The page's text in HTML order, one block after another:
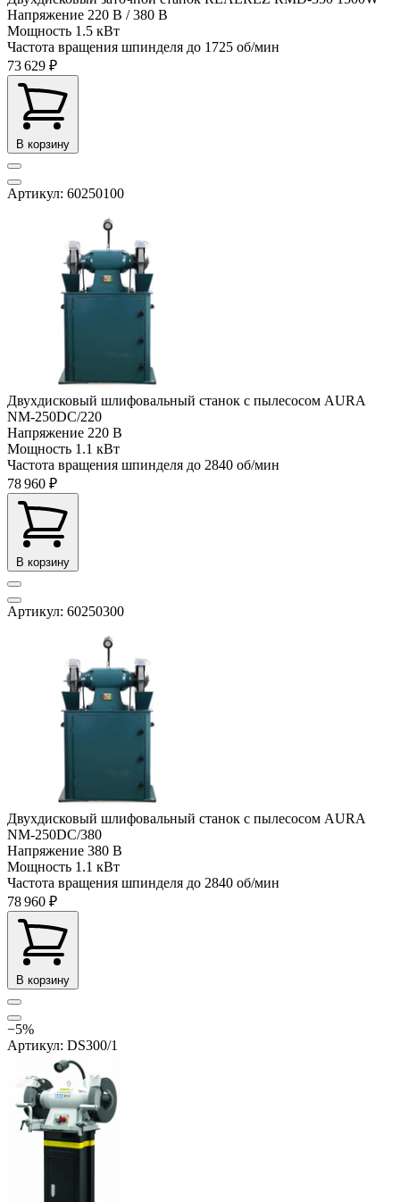
Напряжение 220 В / 380 В
Мощность 1.5 кВт
Частота вращения шпинделя до 1725 об/мин
73 629 ₽
В корзину
Артикул: 60250100
Двухдисковый шлифовальный станок с пылесосом AURA
NM-250DC/220
Напряжение 220 В
Мощность 1.1 кВт
Частота вращения шпинделя до 2840 об/мин
78 960 ₽
В корзину
Артикул: 60250300
Двухдисковый шлифовальный станок с пылесосом AURA
NM-250DC/380
Напряжение 380 В
Мощность 1.1 кВт
Частота вращения шпинделя до 2840 об/мин
78 960 ₽
В корзину
−5%
Артикул: DS300/1